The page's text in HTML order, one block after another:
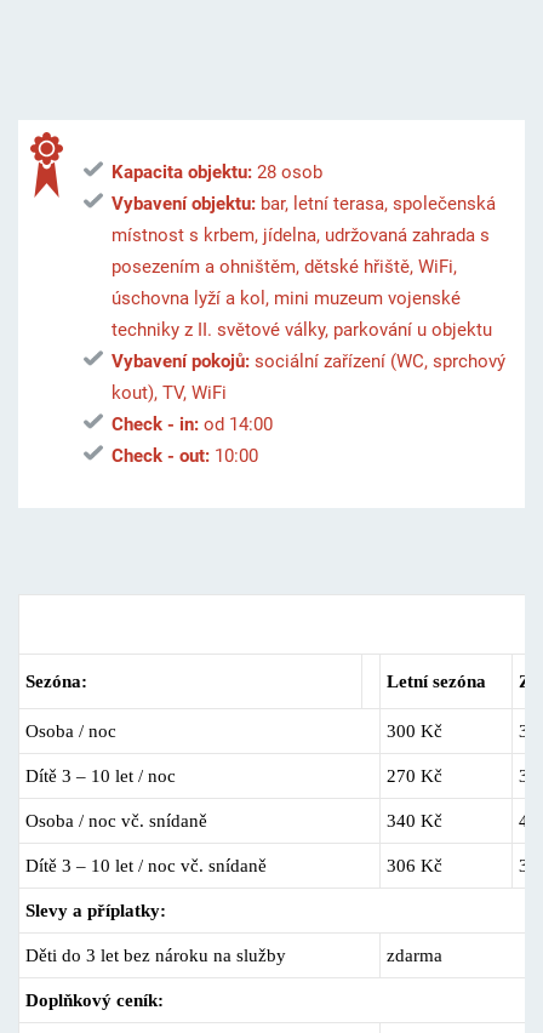
Kapacita objektu:28 osob
Vybavení objektu:bar, letní terasa, společenská
místnost s krbem, jídelna, udržovaná zahrada s
posezením a ohništěm, dětské hřiště, WiFi,
úschovna lyží a kol, mini muzeum vojenské
techniky z II. světové války, parkování u objektu
Vybavení pokojů:sociální zařízení (WC, sprchový
kout), TV, WiFi
Check - in:od 14:00
Check - out:10:00
Sezóna: Letní sezóna
Osoba / noc 300 Kč
Dítě 3 – 10 let / noc 270 Kč
Osoba / noc vč. snídaně 340 Kč
Dítě 3 – 10 let / noc vč. snídaně 306 Kč
Slevy a příplatky:
Děti do 3 let bez nároku na služby zdarma
Doplňkový ceník: